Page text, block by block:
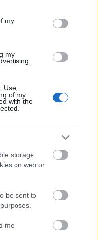
in below Google
my
my
Use,
of my
with the
storage
on web or
be sent to
me
για να κερδίσετε το